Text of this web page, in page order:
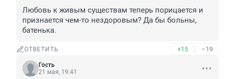
Любовь к живым существам теперь порицается и
признается чем-то нездоровым? Да бы больны,
батенька.
ОТВЕТИТЬ +15 –19
Гость
21 мая, 19:41